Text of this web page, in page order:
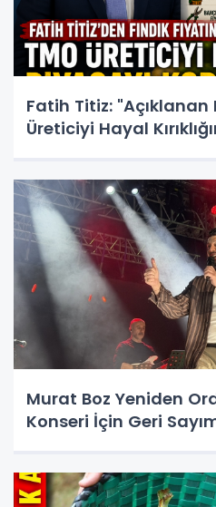
Fatih Titiz: "Açıklanan
Üreticiyi Hayal
Murat Boz Yeniden
Konseri İçin Geri